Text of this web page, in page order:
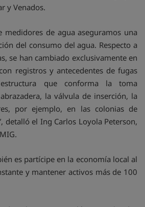
y Venados.
medidores de agua aseguramos una
del consumo del agua. Respecto a
se han cambiado exclusivamente en
registros y antecedentes de fugas
que conforma la toma
la válvula de inserción, la
por ejemplo, en las colonias de
detalló el Ing Carlos Loyola Peterson,
es partícipe en la economía local al
y mantener activos más de 100